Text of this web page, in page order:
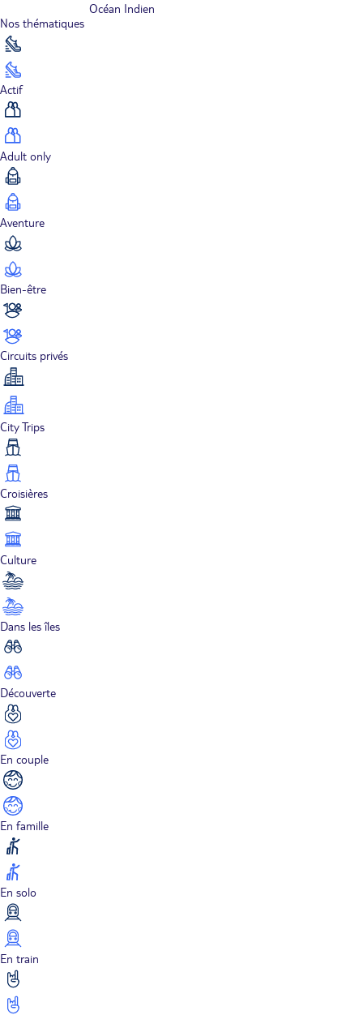
Océan Indien
Nos thématiques
Actif
Adult only
Aventure
Bien-être
Circuits privés
City Trips
Croisières
Culture
Dans les îles
Découverte
En couple
En famille
En solo
En train